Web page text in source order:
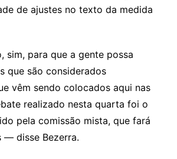
de ajustes no texto da medida
sim, para que a gente possa
que são considerados
vêm sendo colocados aqui nas
realizado nesta quarta foi o
pela comissão mista, que fará
— disse Bezerra.